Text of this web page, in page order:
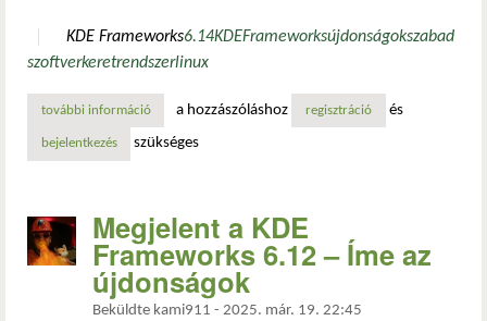
KDE Frameworks6.14KDEFrameworksújdonságokszabad
szoftverkeretrendszerlinux
további információterítéken a kde frameworks 6.14-es verziója tartalommal
a hozzászóláshoz regisztráció és
bejelentkezés szükséges
Megjelent a KDE
Frameworks 6.12 – Íme az
újdonságok
Beküldte kami911 - 2025. már. 19. 22:45